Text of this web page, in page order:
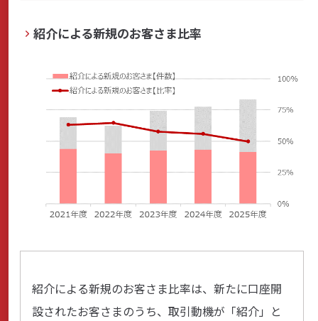
紹介による新規のお客さま比率
紹介による新規のお客さま比率は、新たに口座開
設されたお客さまのうち、取引動機が「紹介」と